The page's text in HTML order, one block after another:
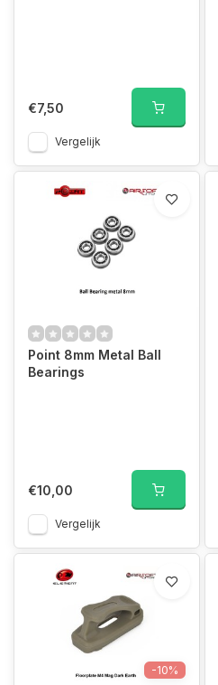
€7,50
Vergelijk
Point 8mm Metal Ball
Bearings
€10,00
Vergelijk
-10%